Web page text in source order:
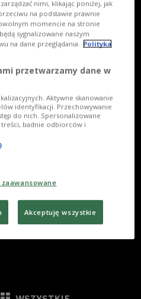
nimi, klikając poniżej, jak
na podstawie prawnie
momencie na stronie
sygnalizowane naszym
na dane przeglądania. Polityka
przetwarzamy dane w
Aktywne skanowanie
identyfikacji. Przechowywanie
do nich. Spersonalizowane
badnie odbiorców i
Akceptuję wszystkie